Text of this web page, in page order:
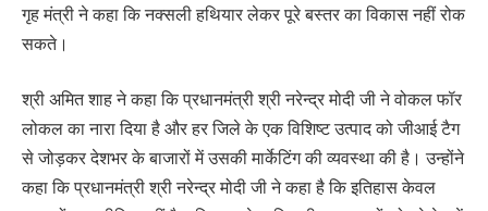
गृह मंत्री ने कहा कि नक्सली हथियार लेकर पूरे बस्तर का विकास नहीं रोक
सकते।
श्री अमित शाह ने कहा कि प्रधानमंत्री श्री नरेन्द्र मोदी जी ने वोकल फॉर
लोकल का नारा दिया है और हर जिले के एक विशिष्ट उत्पाद को जीआई टैग
से जोड़कर देशभर के बाजारों में उसकी मार्केटिंग की व्यवस्था की है। उन्होंने
कहा कि प्रधानमंत्री श्री नरेन्द्र मोदी जी ने कहा है कि इतिहास केवल